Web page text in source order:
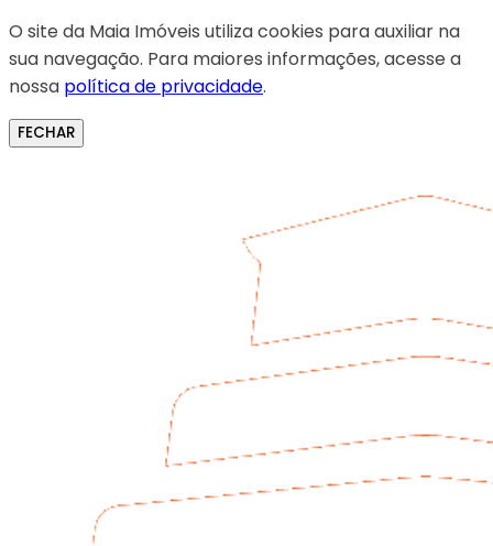
O site da Maia Imóveis utiliza cookies para auxiliar na
sua navegação. Para maiores informações, acesse a
nossa política de privacidade.
FECHAR